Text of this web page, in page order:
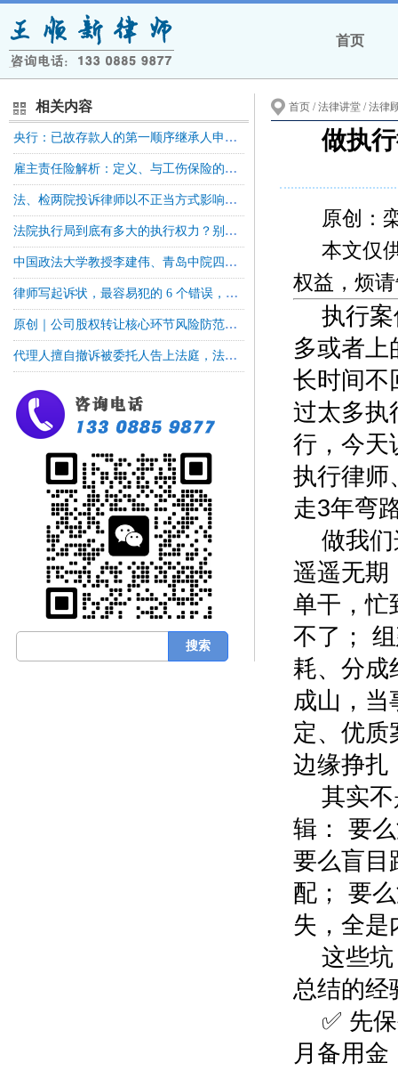
首页
相关内容
央行：已故存款人的第一顺序继承人申请查询已故存款人账户交易明细的，银行业金融机构应当提供
雇主责任险解析：定义、与工伤保险的区别及工伤赔偿冲抵规则
法、检两院投诉律师以不正当方式影响依法办理案件，律协：撤销案件
法院执行局到底有多大的执行权力？别再把执行法官当"讨债公司"！
中国政法大学教授李建伟、青岛中院四级高级法官于梦：全体股东协议为何不能当然约束公司
律师写起诉状，最容易犯的 6 个错误，第 4 个尤其危险丨iCourt
原创｜公司股权转让核心环节风险防范——转让前风险与合同签订履行实务指引
代理人擅自撤诉被委托人告上法庭，法院：特别授权≠无限授权
首页 / 法律讲堂 /法律
做执
原创：
本文仅
权益，烦
执行
多或者上
长时间不
过太多执
行，今天
执行律师
走3年
做我
遥遥无期
单干，忙
不了；
耗、分成
成山，当
定、优质
边缘挣
其实
辑： 要
要么盲目
配； 要
失，全
这些
总结的经
✅ 先
月备用